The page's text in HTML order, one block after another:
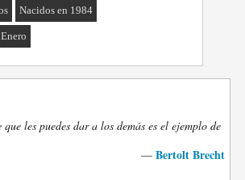
Nacidos en 1984
les puedes dar a los demás es el ejemplo de
— Bertolt Brecht